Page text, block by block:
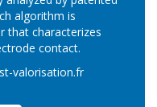
algorithm is
that characterizes
contact.
valorisation.fr